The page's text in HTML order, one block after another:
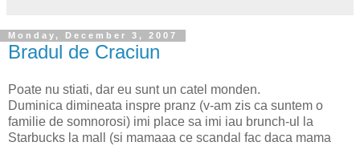
Monday, December 3, 2007
Bradul de Craciun
Poate nu stiati, dar eu sunt un catel monden.
Duminica dimineata inspre pranz (v-am zis ca suntem o
familie de somnorosi) imi place sa imi iau brunch-ul la
Starbucks la mall (si mamaaa ce scandal fac daca mama